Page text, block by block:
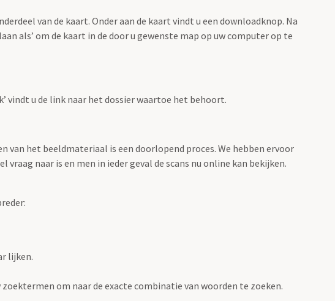
van de kaart. Onder aan de kaart vindt u een downloadknop. Na
als’ om de kaart in de door u gewenste map op uw computer op te
vindt u de link naar het dossier waartoe het behoort.
het beeldmateriaal is een doorlopend proces. We hebben ervoor
naar is en men in ieder geval de scans nu online kan bekijken.
lijken.
zoektermen om naar de exacte combinatie van woorden te zoeken.